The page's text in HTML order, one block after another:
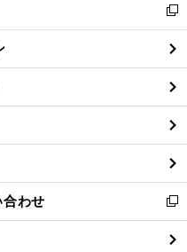
閉
る
新
し
い
ウ
ィ
ン
ド
ウ
で
開
く
わせ
新
し
い